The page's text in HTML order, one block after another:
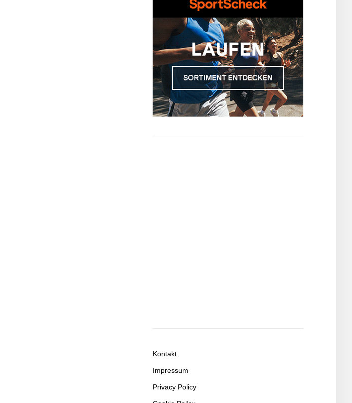
Kontakt
Impressum
Privacy Policy